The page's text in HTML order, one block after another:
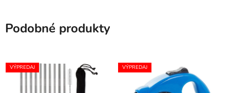
Podobné produkty
VÝPREDAJ VÝPREDAJ